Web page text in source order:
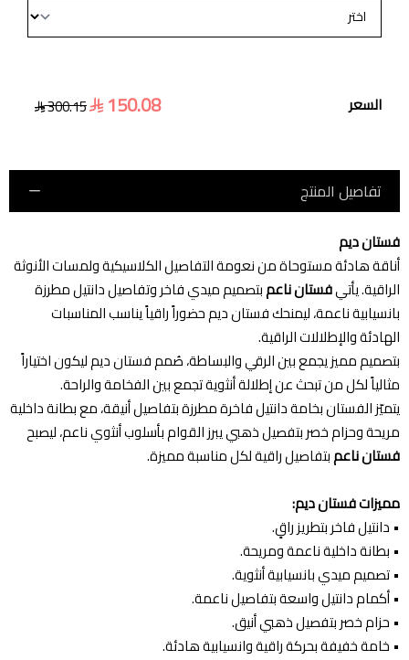
السعر 150.08
300.15
تفاصيل المنتج
فستان ديم
أناقة هادئة مستوحاة من نعومة التفاصيل الكلاسيكية ولمسات الأنوثة
الراقية. يأتيفستان ناعمبتصميم ميدي فاخر وتفاصيل دانتيل مطرزة
بانسيابية ناعمة، ليمنحك فستان ديم حضوراً راقياً يناسب المناسبات
الهادئة والإطلالات الراقية.
بتصميم مميز يجمع بين الرقي والبساطة، صُمم فستان ديم ليكون اختياراً
مثالياً لكل من تبحث عن إطلالة أنثوية تجمع بين الفخامة والراحة.
يتميّز الفستان بخامة دانتيل فاخرة مطرزة بتفاصيل أنيقة، مع بطانة داخلية
مريحة وحزام خصر بتفصيل ذهبي يبرز القوام بأسلوب أنثوي ناعم، ليصبح
فستان ناعمبتفاصيل راقية لكل مناسبة مميزة.
مميزات فستان ديم:
• دانتيل فاخر بتطريز راقٍ.
• بطانة داخلية ناعمة ومريحة.
• تصميم ميدي بانسيابية أنثوية.
• أكمام دانتيل واسعة بتفاصيل ناعمة.
• حزام خصر بتفصيل ذهبي أنيق.
• خامة خفيفة بحركة راقية وانسيابية هادئة.